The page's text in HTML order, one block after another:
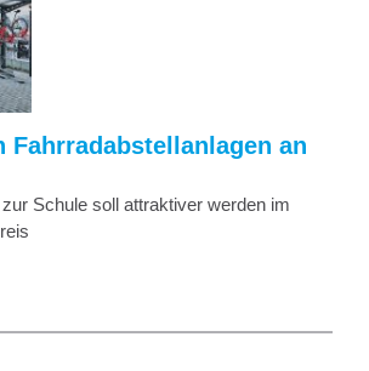
Fahrradabstellanlagen an
Schule soll attraktiver werden im